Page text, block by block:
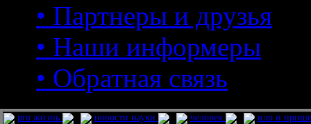
• Партнеры и друзья
• Наши информеры
• Обратная связь
pro жизнь новости науки человек
нло и